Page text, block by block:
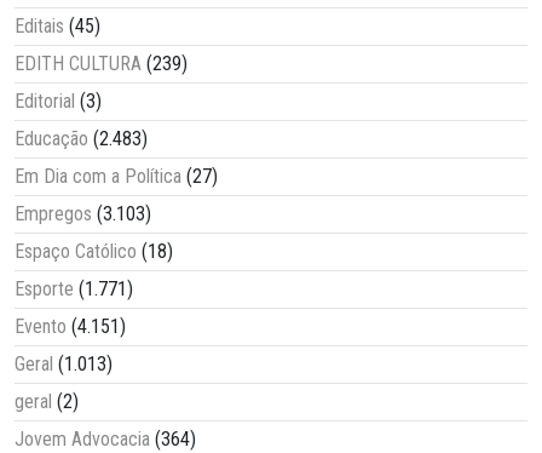
Editais (45)
EDITH CULTURA (239)
Editorial (3)
Educação (2.483)
Em Dia com a Política (27)
Empregos (3.103)
Espaço Católico (18)
Esporte (1.771)
Evento (4.151)
Geral (1.013)
geral (2)
Jovem Advocacia (364)